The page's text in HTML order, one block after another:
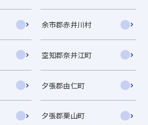
余市郡赤井川村
空知郡奈井江町
夕張郡由仁町
夕張郡栗山町